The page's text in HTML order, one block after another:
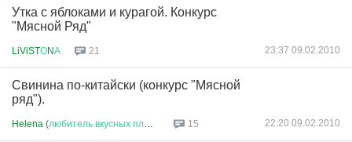
Утка с яблоками и курагой. Конкурс
"Мясной Ряд"
LiViSTОNА 21 23:37 09.02.2010
Свинина по-китайски (конкурс "Мясной
ряд").
Helena (любитель вкусных плюше 15 22:20 09.02.2010